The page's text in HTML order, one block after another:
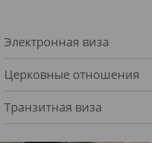
Электронная виза
Церковные отношения
Транзитная виза